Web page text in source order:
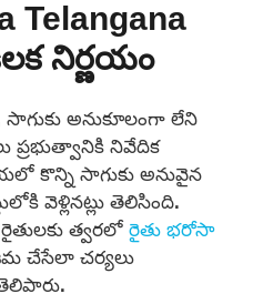
Telangana
నిర్ణయం
అనుకూలంగా లేని
ప్రభుత్వానికి నివేదిక
కొన్ని సాగుకు అనువైన
వెళ్లినట్లు తెలిసింది.
త్వరలోరైతు భరోసా
చేసేలా చర్యలు